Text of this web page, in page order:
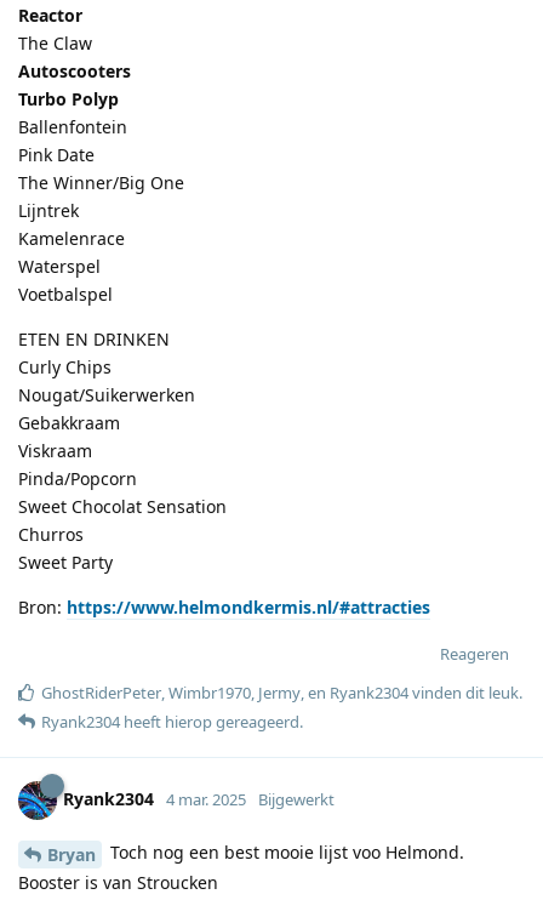
Reactor
The Claw
Autoscooters
Turbo Polyp
Ballenfontein
Pink Date
The Winner/Big One
Lijntrek
Kamelenrace
Waterspel
Voetbalspel
ETEN EN DRINKEN
Curly Chips
Nougat/Suikerwerken
Gebakkraam
Viskraam
Pinda/Popcorn
Sweet Chocolat Sensation
Churros
Sweet Party
Bron: https://www.helmondkermis.nl/#attracties
Reageren
GhostRiderPeter,Wimbr1970, Jermy, en Ryank2304vinden dit leuk.
Ryank2304heeft hierop gereageerd.
Ryank2304 4 mar. 2025 Bijgewerkt
Bryan
Toch nog een best mooie lijst voo Helmond.
Booster is van Stroucken